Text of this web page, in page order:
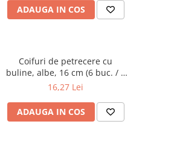
ADAUGA IN COS
Coifuri de petrecere cu
buline, albe, 16 cm (6 buc. / 1
pachet)
16,27 Lei
ADAUGA IN COS